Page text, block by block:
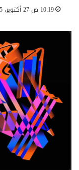
10:19 ص 27 أكتوبر، 2025